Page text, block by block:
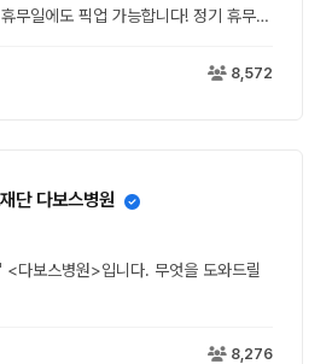
수요일에는 당일케이크 구매가 불가능합
8,572
단 다보스병원
원>입니다. 무엇을 도와드릴
8,276